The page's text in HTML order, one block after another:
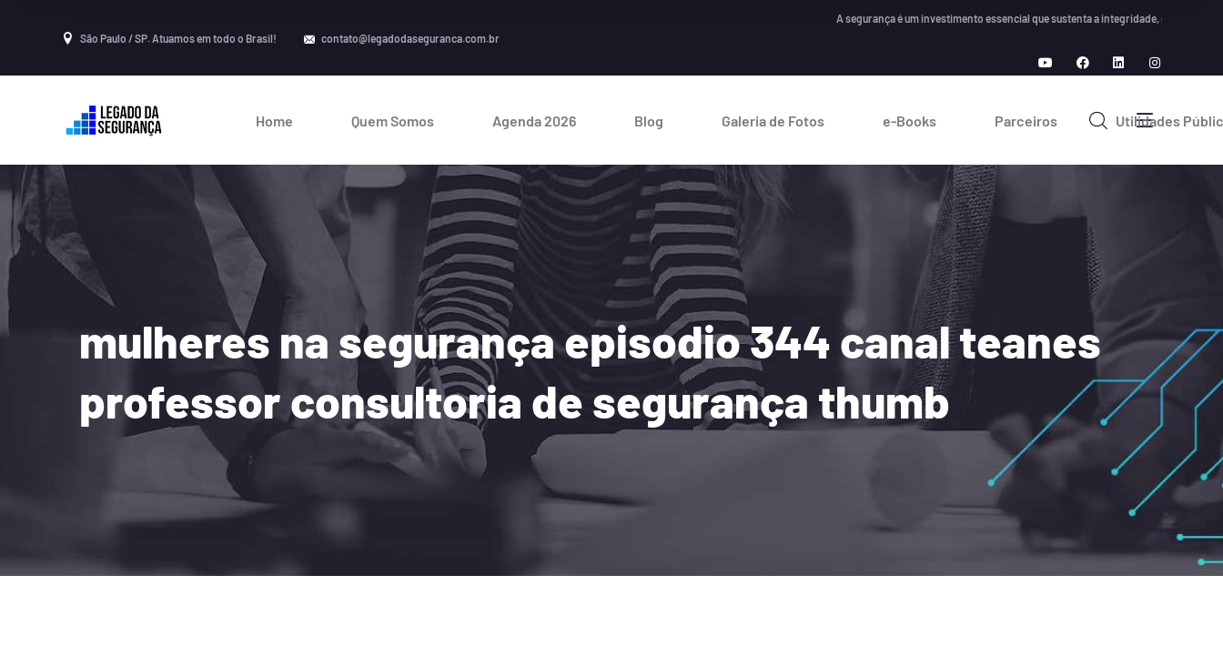
São Paulo / SP. Atuamos em todo o Brasil! contato@legadodaseguranca.com.br
A segurança é um investimento essencial que sustenta a integridade, confiança e
Home Quem Somos Agenda 2026 Blog Galeria de Fotos e-Books Parceiros Utilidades
mulheres na segurança episodio 344 canal teanes
professor consultoria de segurança thumb